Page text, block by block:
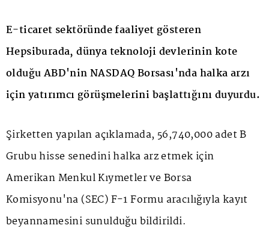
E-ticaret sektöründe faaliyet gösteren
Hepsiburada, dünya teknoloji devlerinin kote
olduğu ABD'nin NASDAQ Borsası'nda halka arzı
için yatırımcı görüşmelerini başlattığını duyurdu.
Şirketten yapılan açıklamada, 56,740,000 adet B
Grubu hisse senedini halka arz etmek için
Amerikan Menkul Kıymetler ve Borsa
Komisyonu'na (SEC) F-1 Formu aracılığıyla kayıt
beyannamesini sunulduğu bildirildi.